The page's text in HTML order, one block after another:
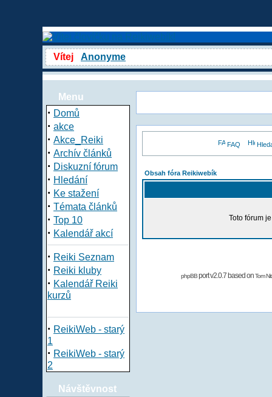
Vítej Anonyme
Menu
· Domů
· akce
· Akce_Reiki
· Archív článků
· Diskuzní fórum
· Hledání
· Ke stažení
· Témata článků
· Top 10
· Kalendář akcí
· Reiki Seznam
· Reiki kluby
· Kalendář Reiki
kurzů
· ReikiWeb - starý
1
· ReikiWeb - starý
2
Návštěvnost
FAQ
Obsah fóra Reikiwebík
Toto fórum
phpBBport v2.0.7 based onTom